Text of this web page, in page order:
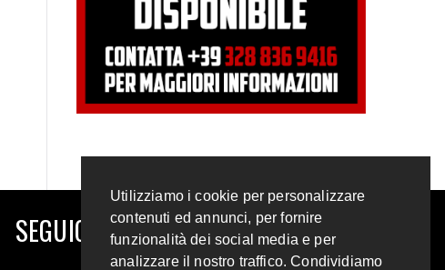
SEGUICI SUI SOCIAL
Utilizziamo i cookie per personalizzare
contenuti ed annunci, per fornire
funzionalità dei social media e per
analizzare il nostro traffico. Condividiamo